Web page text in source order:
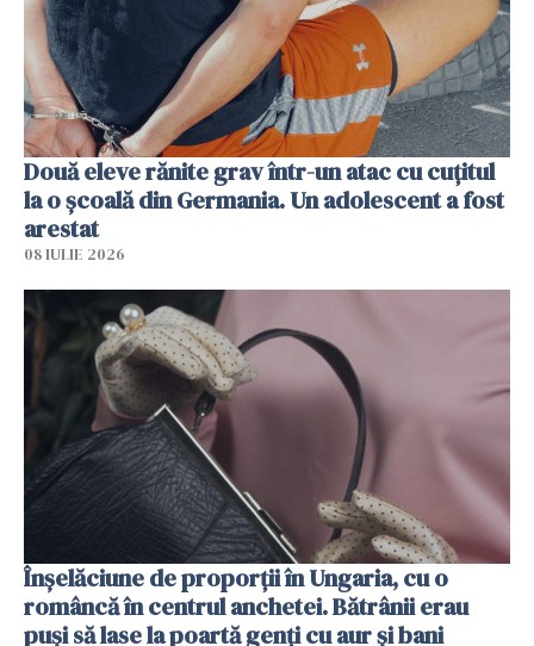
Două eleve rănite grav într-un atac cu cuțitul
la o școală din Germania. Un adolescent a fost
arestat
08 IULIE 2026
Înșelăciune de proporții în Ungaria, cu o
româncă în centrul anchetei. Bătrânii erau
puși să lase la poartă genți cu aur și bani